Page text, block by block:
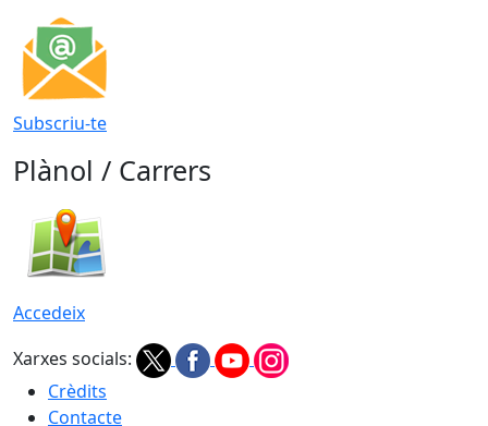
Subscriu-te
Plànol / Carrers
Accedeix
Xarxes socials:
Crèdits
Contacte